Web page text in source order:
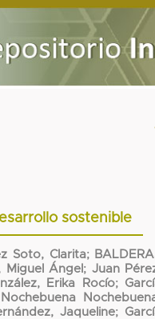
sostenible
Soto, Clarita;
Miguel Ángel ; Juan
Erika Rocío;
Nochebuena
Jaqueline;